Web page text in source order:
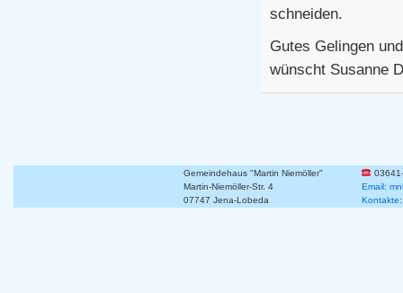
schneiden.
Gutes Gelingen
wünscht Susanne
Gemeindehaus "Martin Niemöller"
Martin-Niemöller-Str. 4
Email:
07747 Jena-Lobeda